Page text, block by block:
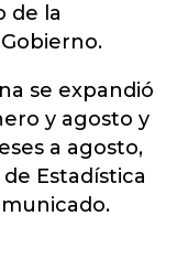
de la
se expandió
y agosto y
a agosto,
Estadística